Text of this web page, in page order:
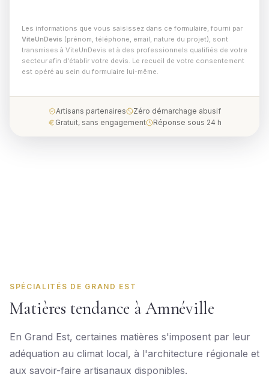
Les informations que vous saisissez dans ce formulaire, fourni par
ViteUnDevis (prénom, téléphone, email, nature du projet), sont
transmises à ViteUnDevis et à des professionnels qualifiés de votre
secteur afin d'établir votre devis. Le recueil de votre consentement
est opéré au sein du formulaire lui-même.
Artisans partenaires
Zéro démarchage abusif
Gratuit, sans engagement
Réponse sous 24 h
SPÉCIALITÉS DE GRAND EST
Matières tendance à Amnéville
En Grand Est, certaines matières s'imposent par leur
adéquation au climat local, à l'architecture régionale et
aux savoir-faire artisanaux disponibles.